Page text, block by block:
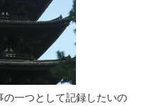
一つとして記録したいの